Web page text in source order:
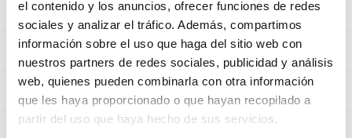
el contenido y los anuncios, ofrecer funciones de redes
sociales y analizar el tráfico. Además, compartimos
información sobre el uso que haga del sitio web con
nuestros partners de redes sociales, publicidad y análisis
web, quienes pueden combinarla con otra información
que les haya proporcionado o que hayan recopilado a
partir del uso que haya hecho de sus servicios.
Résistance au vent 0,231m2
9Kg
Dimensions